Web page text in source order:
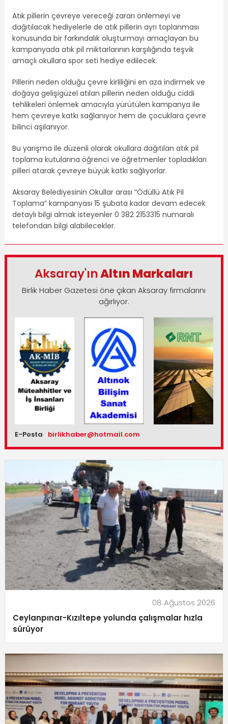
Atık pillerin çevreye vereceği zararı önlemeyi ve
dağıtılacak hediyelerle de atık pillerin ayrı toplanması
konusunda bir farkındalık oluşturmayı amaçlayan bu
kampanyada atık pil miktarlarının karşılığında teşvik
amaçlı okullara spor seti hediye edilecek.
Pillerin neden olduğu çevre kirliliğini en aza indirmek ve
doğaya gelişigüzel atılan pillerin neden olduğu ciddi
tehlikeleri önlemek amacıyla yürütülen kampanya ile
hem çevreye katkı sağlanıyor hem de çocuklara çevre
bilinci aşılanıyor.
Bu yarışma ile düzenli olarak okullara dağıtılan atık pil
toplama kutularına öğrenci ve öğretmenler topladıkları
pilleri atarak çevreye büyük katkı sağlıyorlar.
Aksaray Belediyesinin Okullar arası “Ödüllü Atık Pil
Toplama” kampanyası 15 şubata kadar devam edecek
detaylı bilgi almak isteyenler 0 382 2153315 numaralı
telefondan bilgi alabilecekler.
Aksaray'ınAltın Markaları
Birlik Haber Gazetesi öne çıkan Aksaray firmalarını
ağırlıyor.
E-Posta birlikhaber@hotmail.com
08 Ağustos 2026
Ceylanpınar-Kızıltepe yolunda çalışmalar hızla
sürüyor